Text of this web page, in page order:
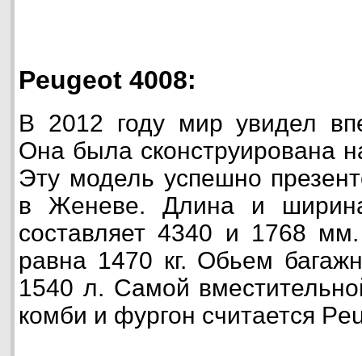
Peugeot 4008:
В 2012 году мир увидел
Она была сконструирована
Эту модель успешно
в Женеве. Длина и ширина
составляет 4340 и 1768
равна 1470 кг. Обьем
1540 л. Самой
комби и фургон считается